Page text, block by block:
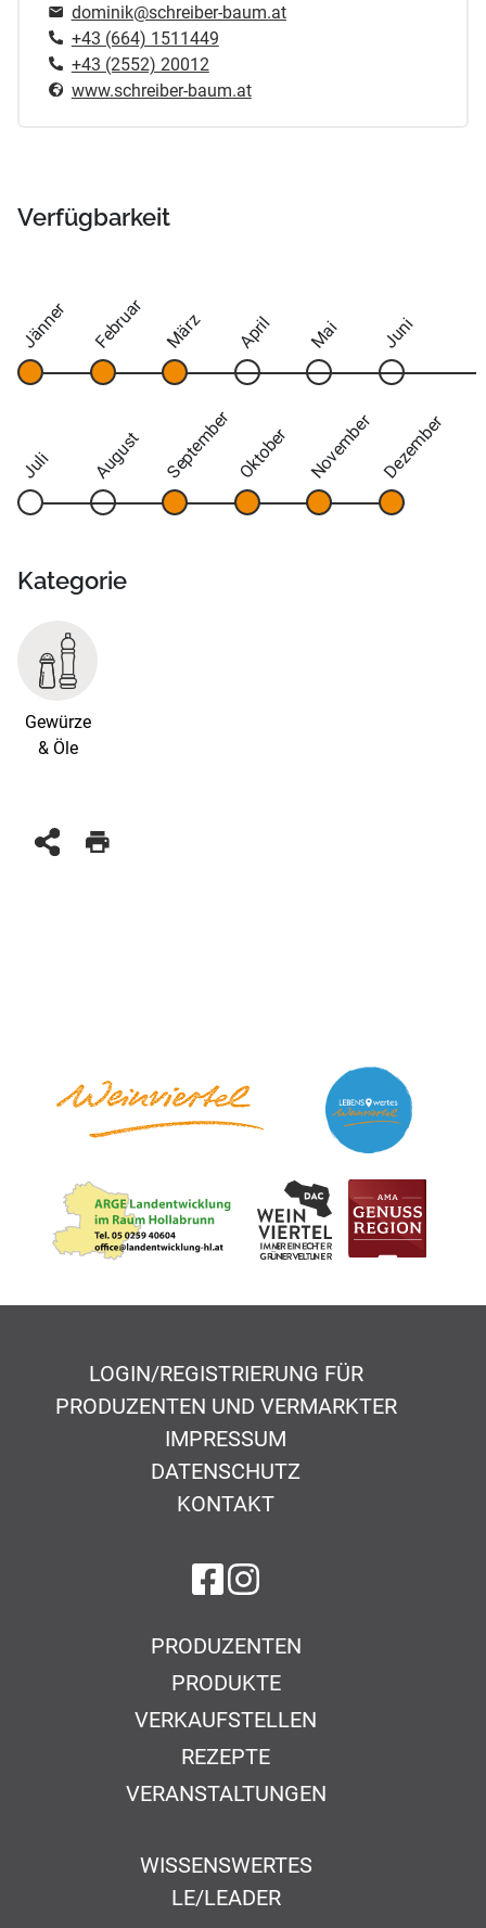
dominik@schreiber-baum.at
+43 (664) 1511449
+43 (2552) 20012
www.schreiber-baum.at
Verfügbarkeit
Jänner Februar März April Mai Juni
Juli August September Oktober November Dezember
Kategorie
Gewürze
& Öle
LOGIN/REGISTRIERUNG FÜR
PRODUZENTEN UND VERMARKTER
IMPRESSUM
DATENSCHUTZ
KONTAKT
auf Facebook
auf Instagram
PRODUZENTEN
PRODUKTE
VERKAUFSTELLEN
REZEPTE
VERANSTALTUNGEN
WISSENSWERTES
LE/LEADER